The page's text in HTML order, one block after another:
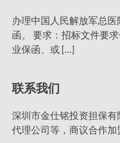
办理中国人民解放军总
函。 要求：招标文件要
业保函、或 […]
联系我们
深圳市金仕铭投资担保
代理公司等，商议合作加